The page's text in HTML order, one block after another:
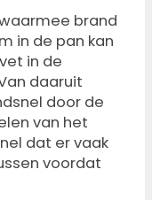
brand
in de pan kan
in de
daaruit
door de
van het
dat er vaak
voordat